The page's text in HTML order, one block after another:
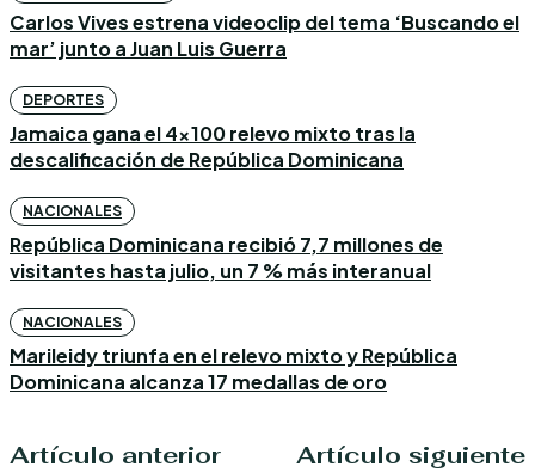
Carlos Vives estrena videoclip del tema ‘Buscando el
mar’ junto a Juan Luis Guerra
DEPORTES
Jamaica gana el 4×100 relevo mixto tras la
descalificación de República Dominicana
NACIONALES
República Dominicana recibió 7,7 millones de
visitantes hasta julio, un 7 % más interanual
NACIONALES
Marileidy triunfa en el relevo mixto y República
Dominicana alcanza 17 medallas de oro
Artículo anterior Artículo siguiente